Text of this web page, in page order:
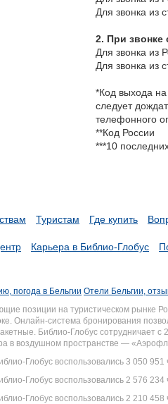
Для звонка из
2. При звонке
Для звонка из
Для звонка из
*Код выхода
следует
телефонного
**Код России
***10
Туристам Где купить
Карьера в Библио-Глобус
погода в Бельгии Отели Бельгии,
позиции на туристическом рынке
Онлайн-система бронирования
Библио-Глобус сотрудничает
в воздушном пространстве —
Глобус воспользовались 3 050 951
Глобус воспользовались 2 576 234
Глобус воспользовались 2 210 458